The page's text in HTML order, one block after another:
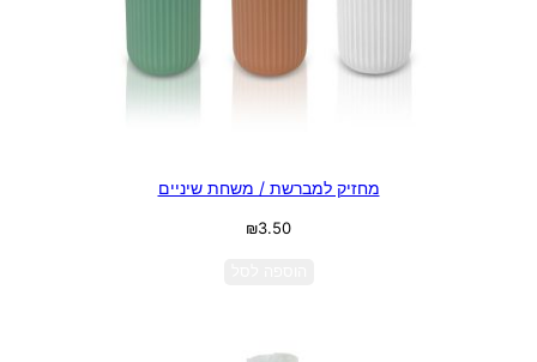
מחזיק למברשת / משחת שיניים
₪3.50